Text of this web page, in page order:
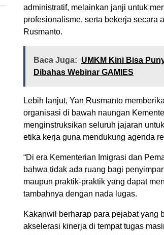
administratif, melainkan janji untuk
profesionalisme, serta bekerja secara
Rusmanto.
Baca Juga: UMKM Kini Bisa
Dibahas Webinar GAMIES
Lebih lanjut, Yan Rusmanto
organisasi di bawah naungan
menginstruksikan seluruh jajaran
etika kerja guna mendukung agenda
“Di era Kementerian Imigrasi dan
bahwa tidak ada ruang bagi
maupun praktik-praktik yang dapat
tambahnya dengan nada lugas.
Kakanwil berharap para pejabat yang
akselerasi kinerja di tempat tugas